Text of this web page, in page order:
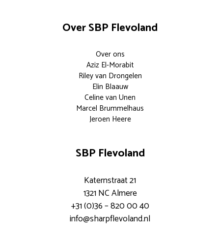
Over SBP Flevoland
Over ons
Aziz El-Morabit
Riley van Drongelen
Elin Blaauw
Celine van Unen
Marcel Brummelhaus
Jeroen Heere
SBP Flevoland
Katernstraat 21
1321 NC Almere
+31 (0)36 – 820 00 40
info@sharpflevoland.nl